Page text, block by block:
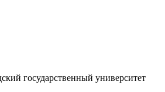
государственный университет